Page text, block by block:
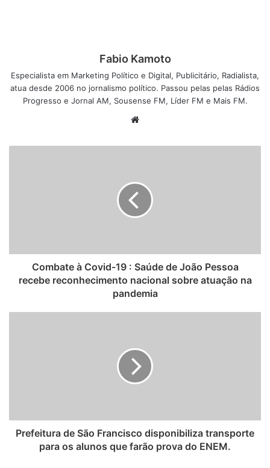
Fabio Kamoto
Especialista em Marketing Político e Digital, Publicitário, Radialista,
atua desde 2006 no jornalismo político. Passou pelas pelas Rádios
Progresso e Jornal AM, Sousense FM, Líder FM e Mais FM.
b
Combate à Covid-19 : Saúde de João Pessoa
recebe reconhecimento nacional sobre atuação na
pandemia
Prefeitura de São Francisco disponibiliza transporte
para os alunos que farão prova do ENEM.